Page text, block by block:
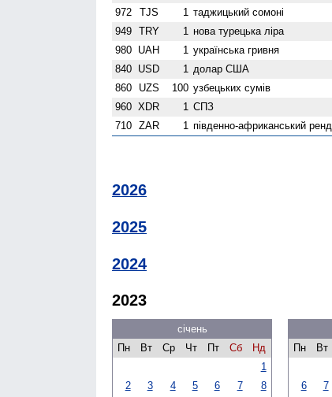
972 TJS 1 таджицький сомоні
949 TRY 1 нова турецька ліра
980 UAH 1 українська гривня
840 USD 1 долар США
860 UZS 100 узбецьких сумів
960 XDR 1 СПЗ
710 ZAR 1 південно-африканський ренд
2026
2025
2024
2023
січень
Пн
Вт Ср Чт Пт Сб
Нд
1
2
3 4 5 6 7
8
Пн
Вт
6
7